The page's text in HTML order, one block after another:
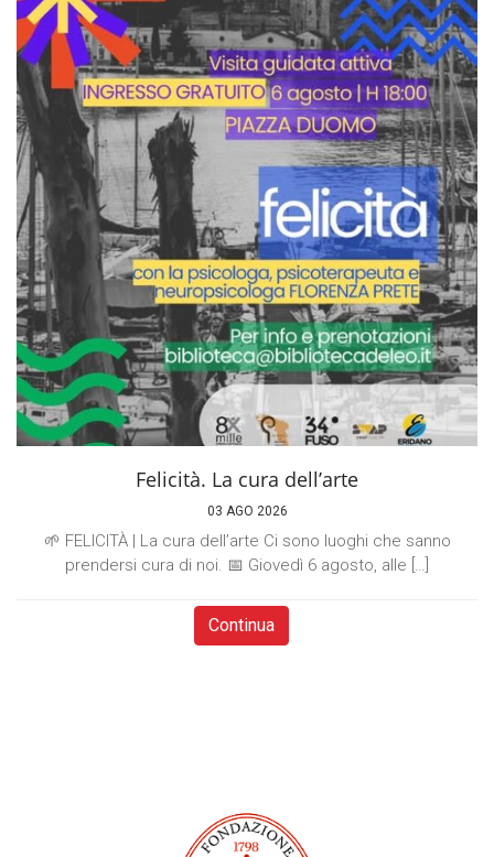
Felicità. La cura dell’arte
03 AGO 2026
🌱 FELICITÀ | La cura dell’arte Ci sono luoghi che sanno
prendersi cura di noi. 📅 Giovedì 6 agosto, alle […]
Continua